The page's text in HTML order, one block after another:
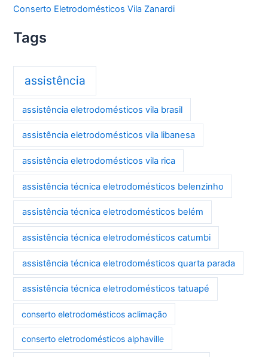
Conserto Eletrodomésticos Vila Zanardi
Tags
assistência
assistência eletrodomésticos vila brasil
assistência eletrodomésticos vila libanesa
assistência eletrodomésticos vila rica
assistência técnica eletrodomésticos belenzinho
assistência técnica eletrodomésticos belém
assistência técnica eletrodomésticos catumbi
assistência técnica eletrodomésticos quarta parada
assistência técnica eletrodomésticos tatuapé
conserto eletrodomésticos aclimação
conserto eletrodomésticos alphaville